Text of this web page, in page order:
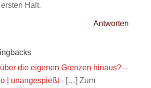
Halt.
Antworten
die eigenen Grenzen hinaus? –
| unangespießt- […] Zum